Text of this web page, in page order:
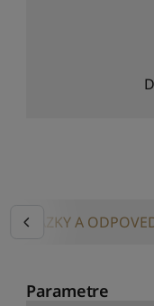
OTÁZKY A
Parametre